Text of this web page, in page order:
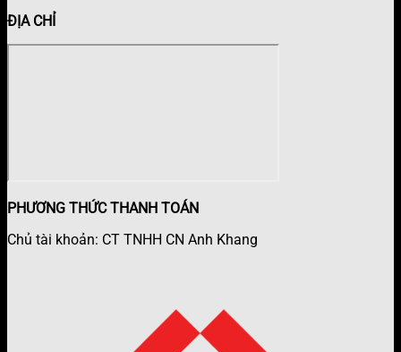
ĐỊA CHỈ
PHƯƠNG THỨC THANH TOÁN
Chủ tài khoản: CT TNHH CN Anh Khang